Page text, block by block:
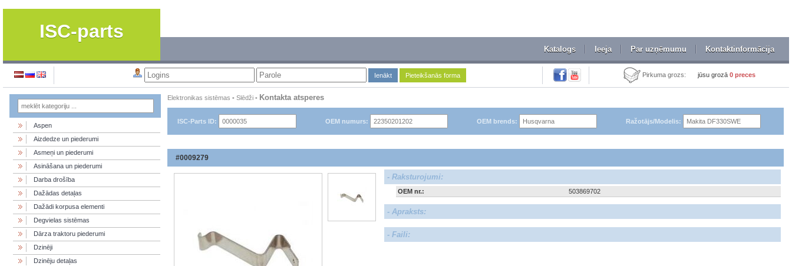
ISC-parts
Katalogs Ieeja Par uzņēmumu Kontaktinformācija
Ienākt Pieteikšanās forma Pirkuma grozs: jūsu grozā 0 preces
Aspen
Aizdedze un piederumi
Asmeņi un piederumi
Asināšana un piederumi
Darba drošība
Dažādas detaļas
Dažādi korpusa elementi
Degvielas sistēmas
Dārza traktoru piederumi
Dzinēji
Dzinēju detaļas
Elektronikas sistēmas - Slēdži - Kontakta atsperes
ISC-Parts ID: OEM numurs: OEM brends: Ražotājs/Modelis:
#0009279
- Raksturojumi:
OEM nr.: 503869702
- Apraksts:
- Faili: